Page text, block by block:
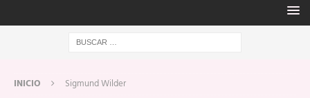
INICIO Sigmund Wilder